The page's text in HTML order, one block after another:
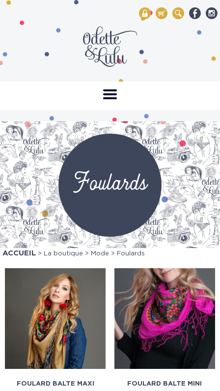
My Account
Mon panier
Rechercher
Foulards
ACCUEIL > La boutique > Mode > Foulards
FOULARD BALTE MAXI FOULARD BALTE MINI